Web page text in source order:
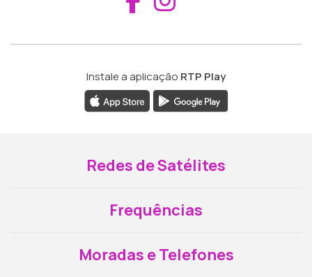
Instale a aplicação RTP Play
Redes de Satélites
Frequências
Moradas e Telefones